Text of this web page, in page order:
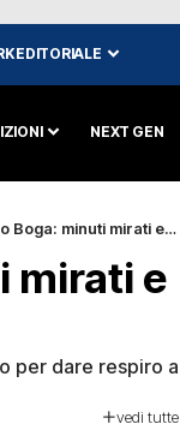
EDITORIALE
NEXT GEN
mirati e impatto immediato
mirati e
per dare respiro a
vedi tutte